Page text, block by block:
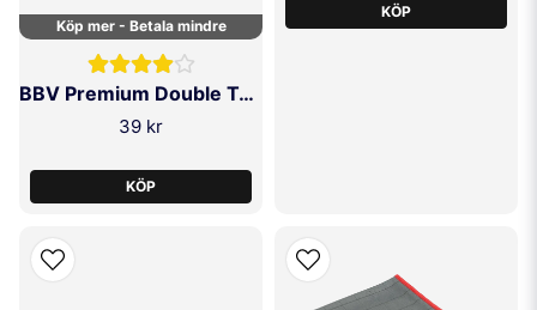
Finns miljövänliga alternativ?
kvalitet som håller länge.
Hur ser jag att applikatorn är klar för byte?
När ytan känns klibbig, hård eller ojämn – eller om den dragit åt sig för
Köp mer - Betala mindre
BBV Premium Double Towel
39 kr
KÖP
KÖP